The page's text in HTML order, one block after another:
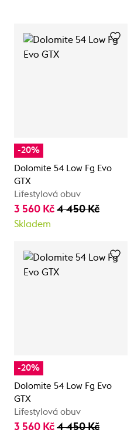
-20%
Dolomite 54 Low Fg Evo
GTX
Lifestylová obuv
3 560 Kč 4 450 Kč
Skladem
-20%
Dolomite 54 Low Fg Evo
GTX
Lifestylová obuv
3 560 Kč 4 450 Kč